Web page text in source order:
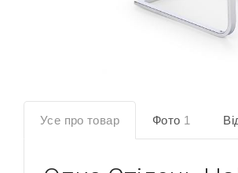
Усе про товар Фото 1